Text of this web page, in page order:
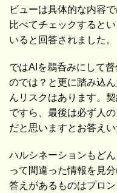
ビューは具体的な内容
比べてチェックすると
いると回答されました。
ではAIを鵜呑みにして
のでは？と更に踏み込
んリスクはあります。
ですら、最後は必ず人
だと思いますとお答えい
ハルシネーションもど
って間違った情報を見
答えがあるものはプロ